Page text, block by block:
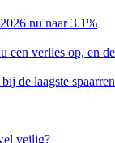
nu naar 3.1%
een verlies op, en
de laagste
veilig?